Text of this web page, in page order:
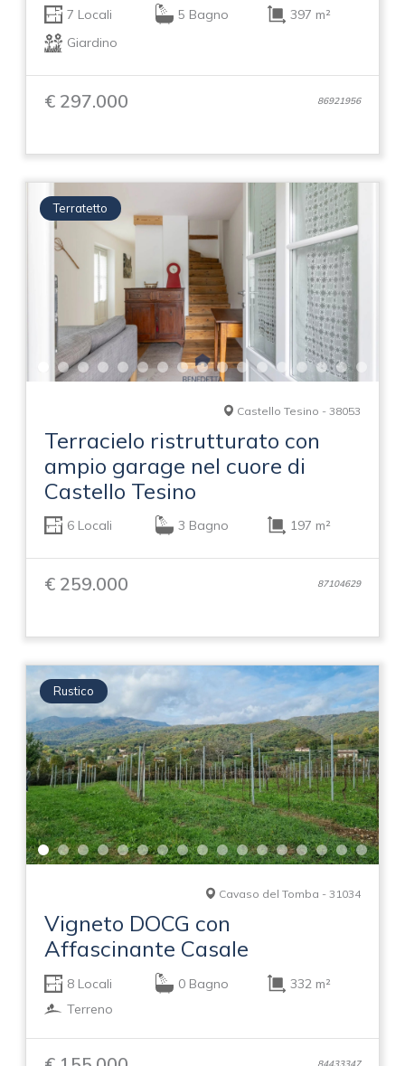
7 Locali 5 Bagno
397 m²
Giardino
€ 297.000 86921956
Terratetto
Castello Tesino - 38053
Terracielo ristrutturato con
ampio garage nel cuore di
Castello Tesino
6 Locali 3 Bagno 197 m²
€ 259.000 87104629
Rustico
Cavaso del Tomba - 31034
Vigneto DOCG con
Affascinante Casale
8 Locali 0 Bagno
332 m²
Terreno